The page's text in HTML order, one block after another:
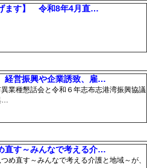
げます】 令和8年4月直…
経営振興や企業誘致、雇…
業種懇話会と令和６年志布志港湾振興協議
…
直す～みんなで考える介…
め直す～みんなで考える介護と地域～が、